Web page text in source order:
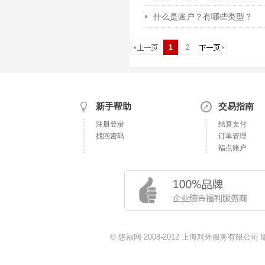
什么是账户？有哪些类型？
1 2
新手帮助
注册登录
找回密码
交易指南
结算支付
订单管理
福点账户
© 悠福网 2008-2012 上海对外服务有限公司